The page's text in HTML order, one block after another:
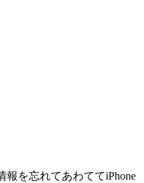
を忘れてあわててiPhone